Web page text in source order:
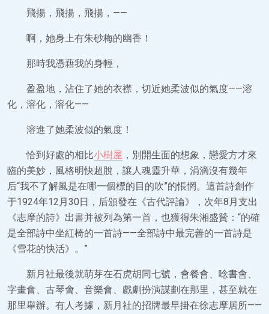
飛揚，飛揚，飛揚，——
啊，她身上有朱砂梅的幽香！
那時我憑藉我的身輕，
盈盈地，沾住了她的衣襟，切近她柔波似的氣度——溶
化，溶化，溶化——
溶進了她柔波似的氣度！
恰到好處的相比小樹屋 ，別開生面的想象，戀愛方才來
臨的美妙，風格明快超脫，讓人魂靈升華，涓滴沒有幾年
后“我不了解風是在哪一個標的目的吹”的悵惘。這首詩創作
于1924年12月30日，后頒發在《古代評論》，次年8月支出
《志摩的詩》出書并被列為第一首，也獲得朱湘盛贊：“的確
是全部詩中坐紅椅的一首詩——全部詩中最完善的一首詩是
《雪花的快活》。”
新月社最後就萌芽在石虎胡同七號，會餐會、唸書會、
字畫會、古琴會、音樂會、戲劇扮演謀劃在那里，甚至就在
那里舉辦。有人考據，新月社的招牌最早掛在徐志摩居所——